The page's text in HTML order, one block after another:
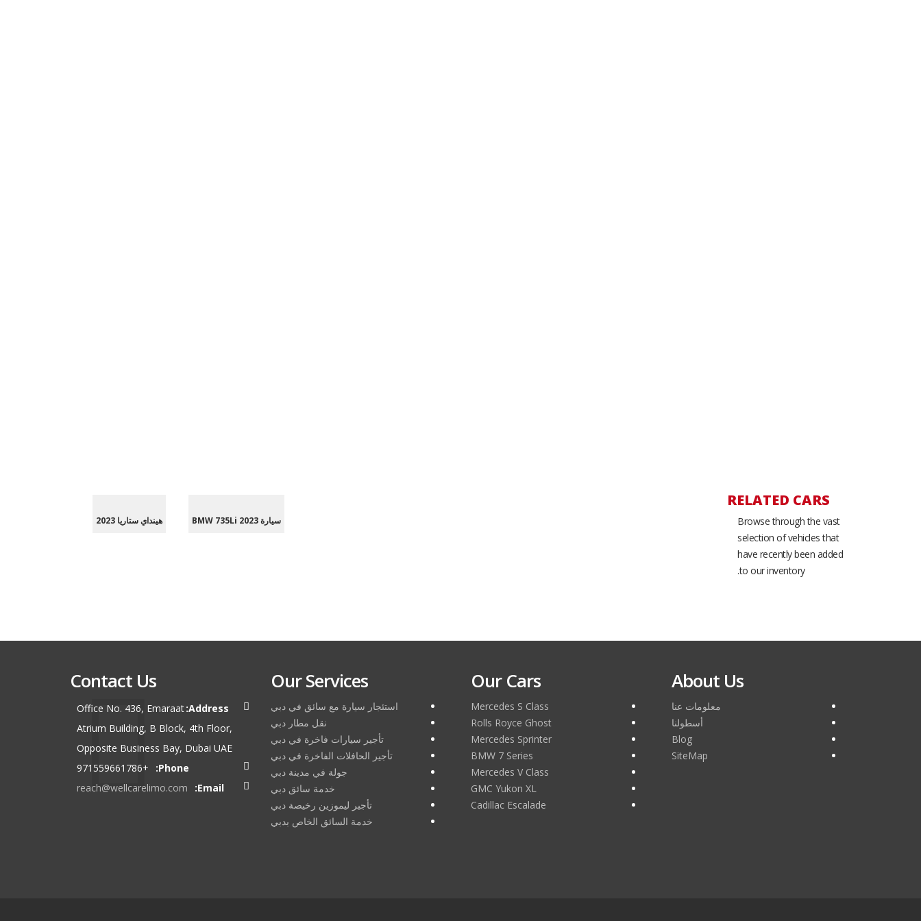
RELATED CARS
Browse through the vast
selection of vehicles that
have recently been added
to our inventory.
سيارة BMW 735Li 2023 هينداي ستاريا 2023
About Us
معلومات عنا
أسطولنا
Blog
SiteMap
Our Cars
Mercedes S Class
Rolls Royce Ghost
Mercedes Sprinter
BMW 7 Series
Mercedes V Class
GMC Yukon XL
Cadillac Escalade
Our Services
استئجار سيارة مع سائق في دبي
نقل مطار دبي
تأجير سيارات فاخرة في دبي
تأجير الحافلات الفاخرة في دبي
جولة في مدينة دبي
خدمة سائق دبي
تأجير ليموزين رخيصة دبي
خدمة السائق الخاص بدبي
Contact Us
Address:
Office No. 436, Emaraat
Atrium Building, B Block, 4th Floor,
Opposite Business Bay, Dubai UAE
Phone:
+971559661786
Email:
reach@wellcarelimo.com